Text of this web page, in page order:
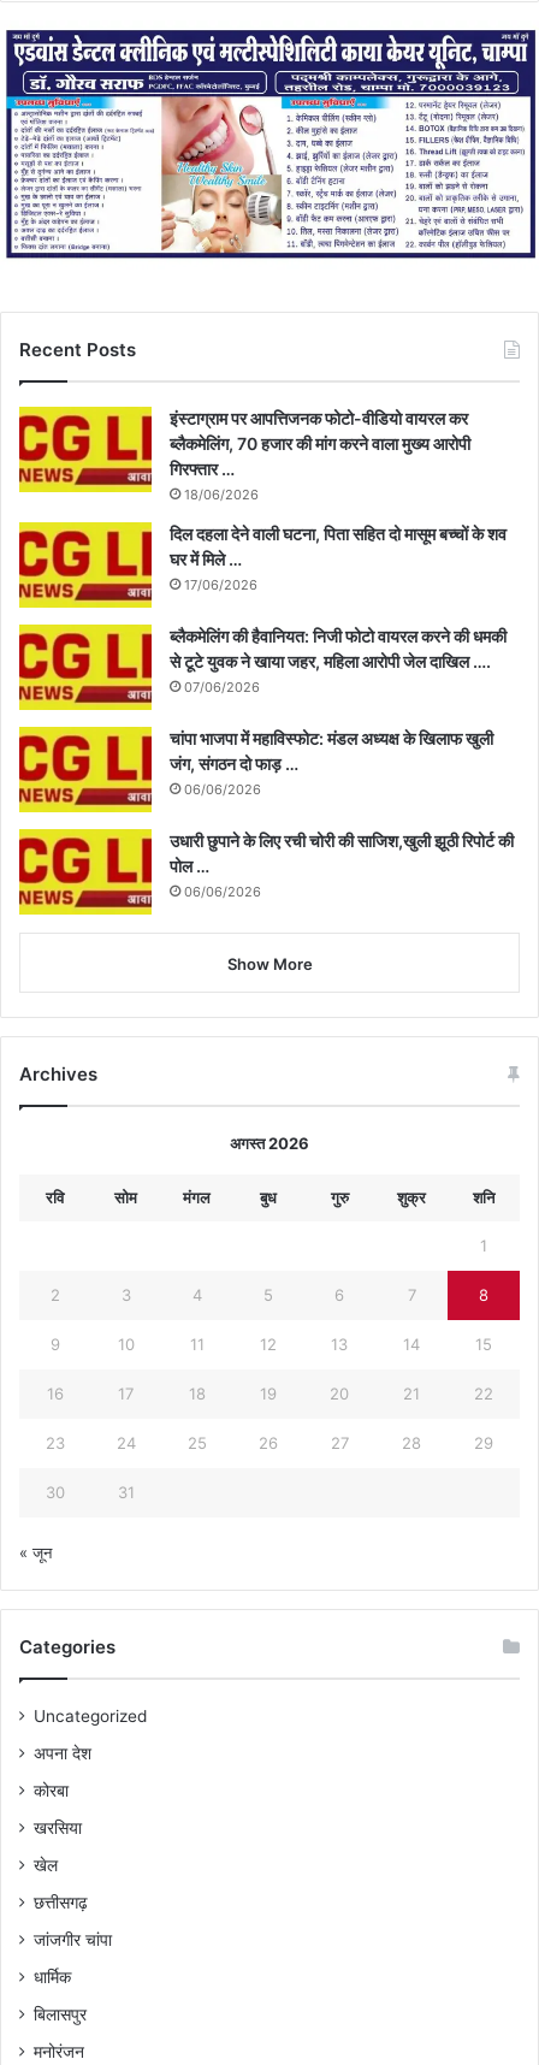
Recent Posts
इंस्टाग्राम पर आपत्तिजनक फोटो-वीडियो वायरल कर
ब्लैकमेलिंग, 70 हजार की मांग करने वाला मुख्य आरोपी
गिरफ्तार …
18/06/2026
दिल दहला देने वाली घटना, पिता सहित दो मासूम बच्चों के शव
घर में मिले …
17/06/2026
ब्लैकमेलिंग की हैवानियत: निजी फोटो वायरल करने की धमकी
से टूटे युवक ने खाया जहर, महिला आरोपी जेल दाखिल ….
07/06/2026
चांपा भाजपा में महाविस्फोट: मंडल अध्यक्ष के खिलाफ खुली
जंग, संगठन दो फाड़ …
06/06/2026
उधारी छुपाने के लिए रची चोरी की साजिश,खुली झूठी रिपोर्ट की
पोल …
06/06/2026
Show More
Archives
अगस्त 2026
रवि सोम मंगल बुध गुरु शुक्र शनि
1
2 3 4 5 6 7 8
9 10 11 12 13 14 15
16 17 18 19 20 21 22
23 24 25 26 27 28 29
30 31
« जून
Categories
Uncategorized
अपना देश
कोरबा
खरसिया
खेल
छत्तीसगढ़
जांजगीर चांपा
धार्मिक
बिलासपुर
मनोरंजन